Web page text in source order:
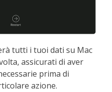
tutti i tuoi dati su Mac
assicurati di aver
prima di
azione.